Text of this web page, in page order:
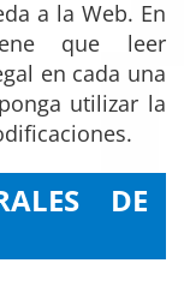
a la Web. En
que leer
en cada una
utilizar la
DE